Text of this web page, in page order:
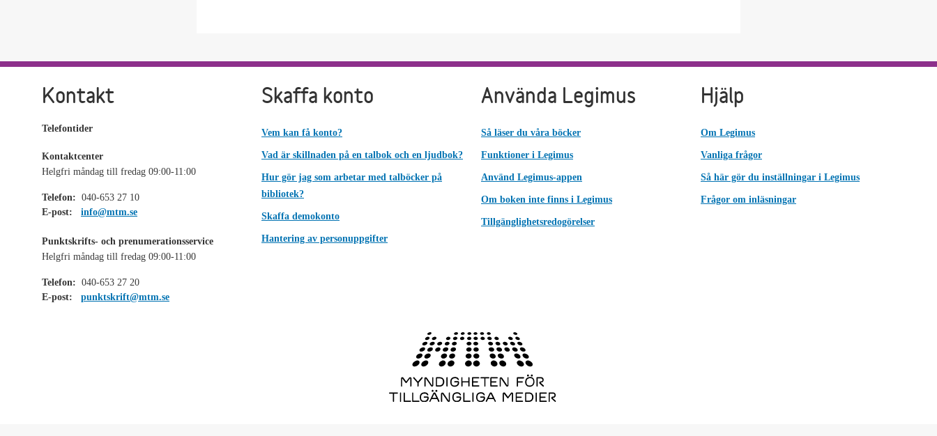
Kontakt
Telefontider
Kontaktcenter
Helgfri måndag till fredag 09:00-11:00
Telefon: 040-653 27 10
E-post:
info@mtm.se
Punktskrifts- och prenumerationsservice
Helgfri måndag till fredag 09:00-11:00
Telefon: 040-653 27 20
E-post:
punktskrift@mtm.se
Skaffa konto
Vem kan få konto?
Vad är skillnaden på en talbok och en ljudbok?
Hur gör jag som arbetar med talböcker på
bibliotek?
Skaffa demokonto
Hantering av personuppgifter
Använda Legimus
Så läser du våra böcker
Funktioner i Legimus
Använd Legimus-appen
Om boken inte finns i Legimus
Tillgänglighetsredogörelser
Hjälp
Om Legimus
Vanliga frågor
Så här gör du inställningar i Legimus
Frågor om inläsningar